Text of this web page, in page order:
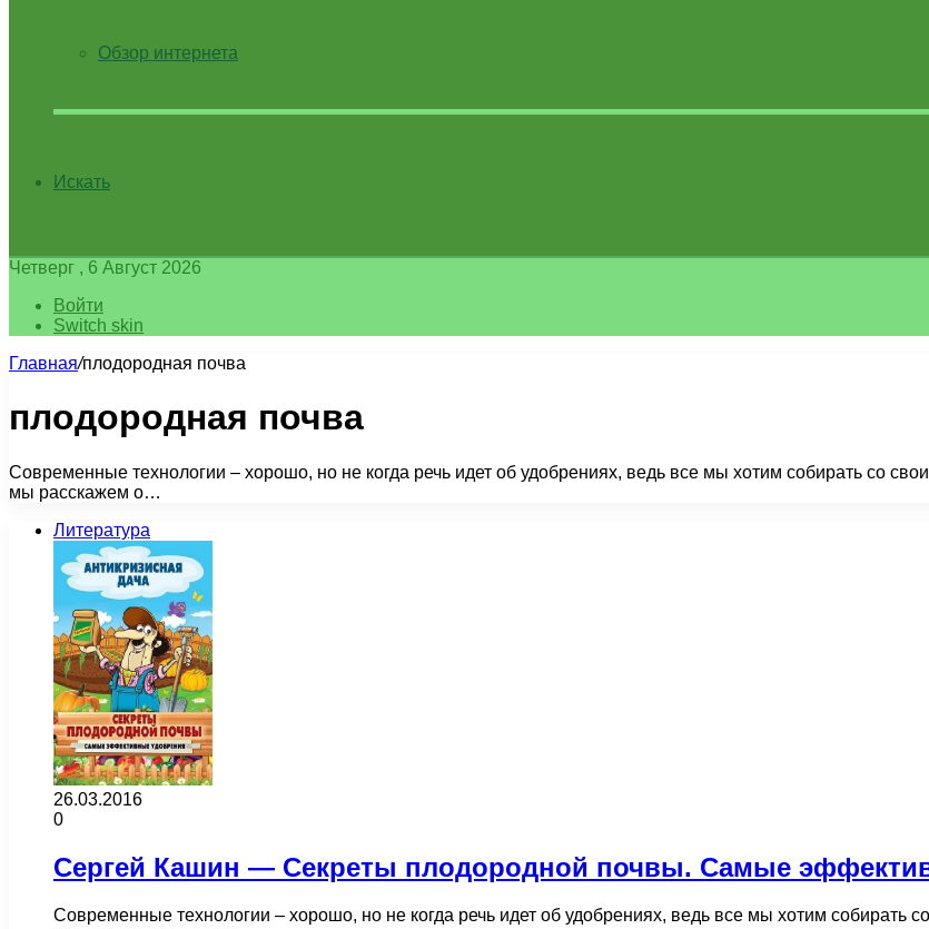
Обзор интернета
Искать
Четверг , 6 Август 2026
Войти
Switch skin
Главная/плодородная почва
плодородная почва
Современные технологии – хорошо, но не когда речь идет об удобрениях, ведь все мы хотим собирать со
мы расскажем о…
Литература
26.03.2016
0
Сергей Кашин — Секреты плодородной почвы. Самые
Современные технологии – хорошо, но не когда речь идет об удобрениях, ведь все мы хотим собирать